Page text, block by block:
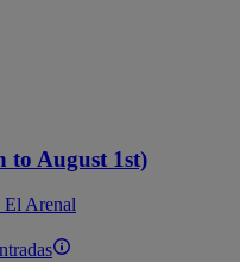
to August 1st)
El Arenal